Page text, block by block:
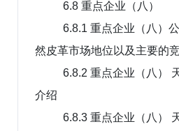
6.8 重点企业（八）
6.8.1 重点企业（八）
然皮革市场地位以及主要的
6.8.2 重点企业（八）
介绍
6.8.3 重点企业（八）